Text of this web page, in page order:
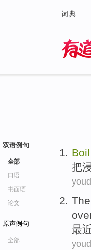
词典
双语例句
全部
口语
书面语
论文
原声例句
全部
Boil
把
最